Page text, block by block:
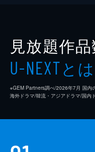
見放題作
U-NEXTとは
※GEM Partners調べ/2026年7⽉ 国内
海外ドラマ/韓流・アジアドラマ/国内